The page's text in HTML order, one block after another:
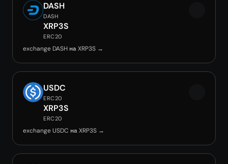
DASH
DASH
XRP3S
ERC20
exchange DASH на XRP3S →
USDC
ERC20
XRP3S
ERC20
exchange USDC на XRP3S →